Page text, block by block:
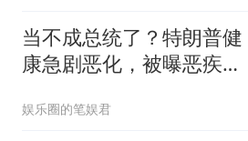
当不成总统了？特朗普健
康急剧恶化，被曝恶疾缠
娱乐圈的笔娱君